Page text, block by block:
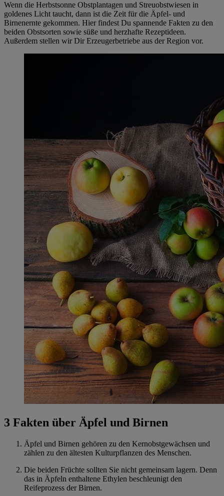
Wenn die Herbstsonne Obstplantagen und Streuobstwiesen in
goldenes Licht taucht, dann ist die Zeit für die Äpfel- und
Birnenernte gekommen. Hier findest Du spannende Fakten zu den
beiden Obstsorten sowie süße und herzhafte Rezeptideen.
Außerdem stellen wir Dir Erzeugerbetriebe aus der Region vor.
3 Fakten über Äpfel und Birnen
Äpfel und Birnen gehören zu den Kernobstgewächsen und
zählen zu den ältesten Kulturpflanzen des Menschen.
Die beiden Früchte sollten Sie nicht gemeinsam lagern. Denn
das in Äpfeln enthaltene Ethylen beschleunigt den
Reifeprozess der Birnen.